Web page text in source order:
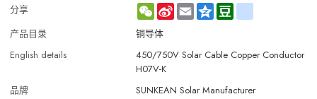
分享 WeChat
Sina
Weibo
Email QzoneDouban
产品目录
铜导体
English details
450/750V Solar Cable Copper Conductor
H07V-K
品牌
SUNKEAN Solar Manufacturer